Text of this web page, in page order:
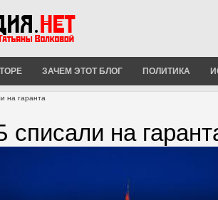
ЗАЧЕМ ЭТОТ БЛОГ ПОЛИТИКА
на гаранта
списали на